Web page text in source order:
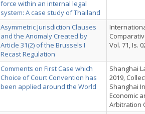
force within an internal legal
system: A case study of Thailand
Asymmetric Jurisdiction Clauses
and the Anomaly Created by
Article 31(2) of the Brussels I
Recast Regulation
Vol. 71, Is.
Comments on First Case which
Choice of Court Convention has
been applied around the World
Shanghai
2019,
Shanghai
Economic
Arbitration